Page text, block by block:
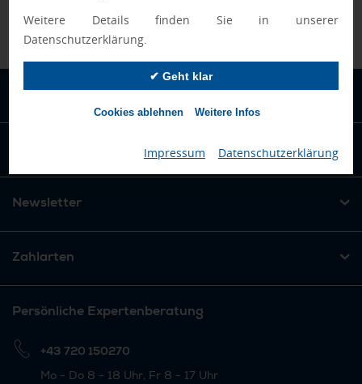
Weitere Details finden Sie in unserer
Datenschutzerklärung.
✔ Geht klar
Cookies ablehnen Weitere Infos
Impressum Datenschutzerklärung
Informationen
Newsletter
Zahlarten
Persönliche Expertenberatung
+43 720 150270
Mo - Do 8 - 18 Uhr, Fr 8 - 17 Uhr